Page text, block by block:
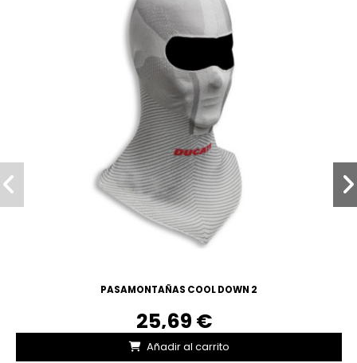
PASAMONTAÑAS COOL DOWN 2
25,69 €
Añadir al carrito